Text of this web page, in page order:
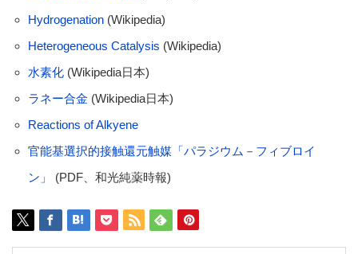
Hydrogenation(Wikipedia)
Heterogeneous Catalysis (Wikipedia)
水素化(Wikipedia日本)
ラネー合金 (Wikipedia日本)
Reactions of Alkyene
官能基選択的接触還元触媒「パラジウム－フィブロイ
ン」
(PDF、和光純薬時報)